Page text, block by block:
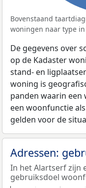
Bovenstaand
woningen naar type
De gegevens over
op de Kadaster
stand- en
woning is
panden waarin een
een woonfunctie
gelden voor de
Adressen:
In het Alartserf zijn
gebruiksdoel